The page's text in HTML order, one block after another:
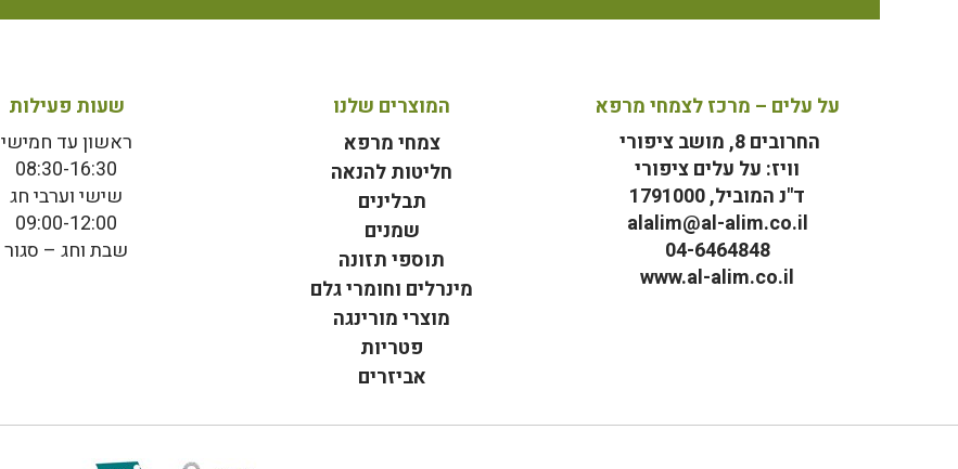
על עלים – מרכז לצמחי מרפא
החרובים 8, מושב ציפורי
וויז: על עלים ציפורי
ד"נ המוביל, 1791000
alalim@al-alim.co.il
04-6464848
www.al-alim.co.il
המוצרים שלנו
צמחי מרפא
חליטות להנאה
תבלינים
שמנים
תוספי תזונה
מינרלים וחומרי גלם
מוצרי מורינגה
פטריות
אביזרים
שעות פעילות
ראשון עד חמישי
08:30-16:30
שישי וערבי חג
09:00-12:00
שבת וחג – סגור